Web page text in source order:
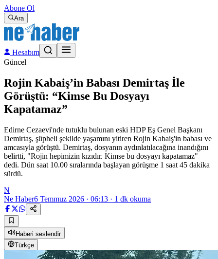
Abone Ol
Ara
Hesabım
Güncel
Rojin Kabaiş’in Babası Demirtaş İle
Görüştü: “Kimse Bu Dosyayı
Kapatamaz”
Edirne Cezaevi'nde tutuklu bulunan eski HDP Eş Genel Başkanı
Demirtaş, şüpheli şekilde yaşamını yitiren Rojin Kabaiş'in babası ve
amcasıyla görüştü. Demirtaş, dosyanın aydınlatılacağına inandığını
belirtti, "Rojin hepimizin kızıdır. Kimse bu dosyayı kapatamaz"
dedi. Dün saat 10.00 sıralarında başlayan görüşme 1 saat 45 dakika
sürdü.
N
Ne Haber6 Temmuz 2026 · 06:13 · 1 dk okuma
Haberi seslendir
Türkçe